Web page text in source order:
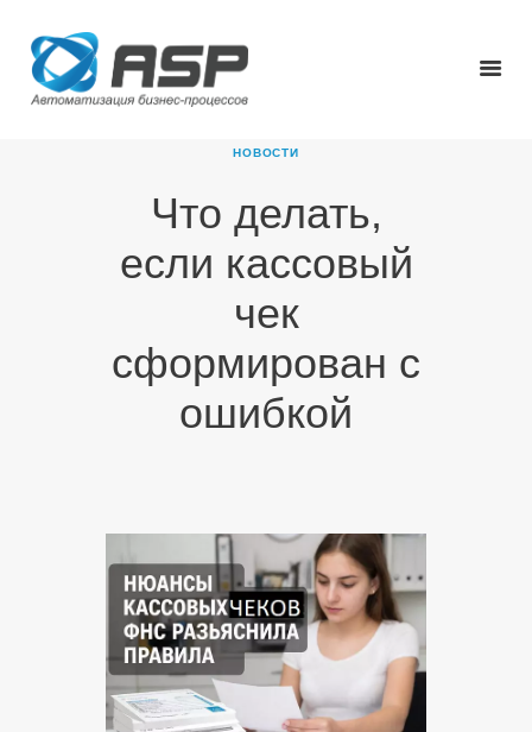
НОВОСТИ
Что делать,
если кассовый
чек
сформирован с
ошибкой
ГЛАВНАЯ
О КОМПАНИИ
КАРЬЕРА
ПАРТНЕРЫ
КОНТАКТЫ